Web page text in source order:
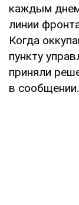
каждым
линии
Когда
пункту
приняли
в сообщении.